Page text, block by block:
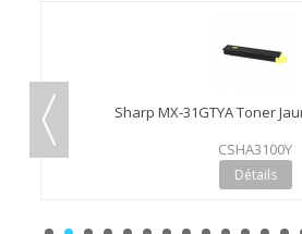
Sharp MX-31GTYA Toner
CSHA3100Y
Détails